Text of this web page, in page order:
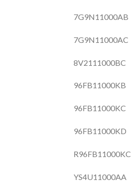
7G9N11000AB
7G9N11000AC
8V2111000BC
96FB11000KB
96FB11000KC
96FB11000KD
R96FB11000KC
YS4U11000AA